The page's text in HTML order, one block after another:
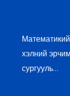
хэлний
сургууль…